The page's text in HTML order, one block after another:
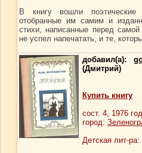
В книгу вошли поэтические
отобранные им самим и
стихи, написанные перед
не успел напечатать, и те,
добавил(а):
(Дмитрий)
Купить книгу
сост. 4, 1976
город:
Детская лит-